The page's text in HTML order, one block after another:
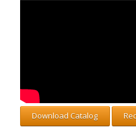
Download Catalog